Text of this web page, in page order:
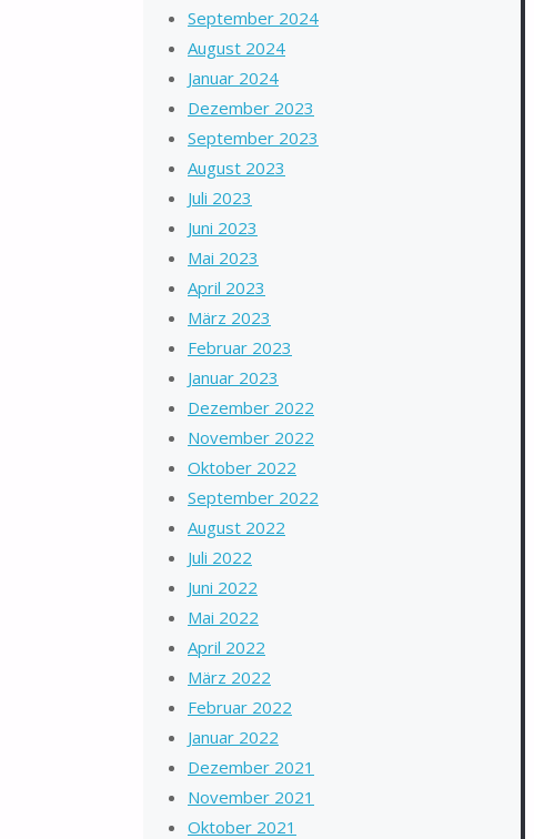
September 2024
August 2024
Januar 2024
Dezember 2023
September 2023
August 2023
Juli 2023
Juni 2023
Mai 2023
April 2023
März 2023
Februar 2023
Januar 2023
Dezember 2022
November 2022
Oktober 2022
September 2022
August 2022
Juli 2022
Juni 2022
Mai 2022
April 2022
März 2022
Februar 2022
Januar 2022
Dezember 2021
November 2021
Oktober 2021